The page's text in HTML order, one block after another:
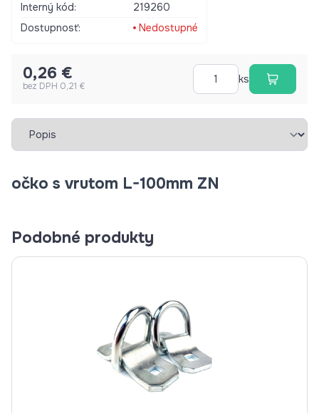
Interný kód:
219260
Dostupnosť:
Nedostupné
0,26 €
bez DPH 0,21 €
ks
Vybrať záložku
očko s vrutom L-100mm ZN
Podobné produkty